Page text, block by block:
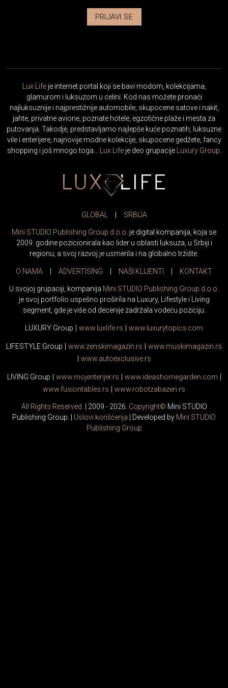
PRIJAVI SE
Lux Lifeje internet portal koji se bavi modom, kolekcijama,
glamurom i luksuzom u celini. Kod nas možete pronaći
najluksuznije i najprestižnije automobile, skupocene satove i nakit,
jahte, privatne avione, poznate hotele, egzotične plaže i mesta za
putovanja. Takodje, predstavljamo najlepše kuće poznatih, luksuzne
vile i enterijere, najnovije modne kolekcije, skupocene gedžete, fancy
shopping i još mnogo toga…
Lux Lifeje deo grupacije Luxury Group
GLOBAL SRBIJA
Mini STUDIO Publishing Group d.o.o. je digital kompanija, koja se
2009. godine pozicionirala kao lider u oblasti luksuza, u Srbiji i
regionu, a svoj razvoj je usmerila i na globalno tržište.
O NAMA ADVERTISING NAŠI KLIJENTI KONTAKT
U svojoj grupaciji, kompanija Mini STUDIO Publishing Group d.o.o.
je svoj portfolio uspešno proširila na Luxury, Lifestyle i Living
segment, gde je više od decenije zadržala vodeću poziciju:
LUXURY Group www. luxlife .rs www. luxurytopics .com
LIFESTYLE Group www. zenskimagazin.rs www. muskimagazin.rs
www. autoexclusive.rs
LIVING Group www. mojenterijer.rs www. ideashomegarden.com
www. fusiontables .rs www. robotzabazen .rs
All Rights Reserved. | 2009 - 2026. Copyright© Mini STUDIO
Publishing Group. | Uslovi korišćenja | Developed by Mini STUDIO
Publishing Group